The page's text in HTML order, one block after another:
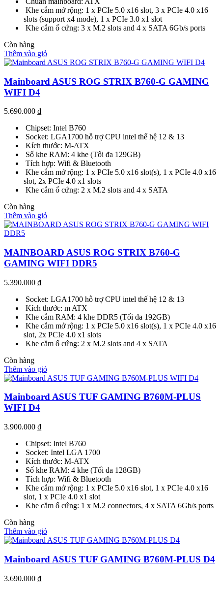
Khe cắm mở rộng: 1 x PCIe 5.0 x16 slot, 3 x PCIe 4.0 x16
slots (support x4 mode), 1 x PCIe 3.0 x1 slot
Khe cắm ổ cứng: 3 x M.2 slots and 4 x SATA 6Gb/s ports
Còn hàng
Thêm vào giỏ
Mainboard ASUS ROG STRIX B760-G GAMING
WIFI D4
5.690.000 ₫
Chipset: Intel B760
Socket: LGA1700 hỗ trợ CPU intel thế hệ 12 & 13
Kích thước: M-ATX
Số khe RAM: 4 khe (Tối đa 129GB)
Tích hợp: Wifi & Bluetooth
Khe cắm mở rộng: 1 x PCIe 5.0 x16 slot(s), 1 x PCIe 4.0 x16
slot, 2x PCIe 4.0 x1 slots
Khe cắm ổ cứng: 2 x M.2 slots and 4 x SATA
Còn hàng
Thêm vào giỏ
MAINBOARD ASUS ROG STRIX B760-G
GAMING WIFI DDR5
5.390.000 ₫
Socket: LGA1700 hỗ trợ CPU intel thế hệ 12 & 13
Kích thước: m ATX
Khe cắm RAM: 4 khe DDR5 (Tối đa 192GB)
Khe cắm mở rộng: 1 x PCIe 5.0 x16 slot(s), 1 x PCIe 4.0 x16
slot, 2x PCIe 4.0 x1 slots
Khe cắm ổ cứng: 2 x M.2 slots and 4 x SATA
Còn hàng
Thêm vào giỏ
Mainboard ASUS TUF GAMING B760M-PLUS
WIFI D4
3.900.000 ₫
Chipset: Intel B760
Socket: Intel LGA 1700
Kích thước: M-ATX
Số khe RAM: 4 khe (Tối đa 128GB)
Tích hợp: Wifi & Bluetooth
Khe cắm mở rộng: 1 x PCIe 5.0 x16 slot, 1 x PCIe 4.0 x16
slot, 1 x PCIe 4.0 x1 slot
Khe cắm ổ cứng: 1 x M.2 connectors, 4 x SATA 6Gb/s ports
Còn hàng
Thêm vào giỏ
Mainboard ASUS TUF GAMING B760M-PLUS D4
3.690.000 ₫